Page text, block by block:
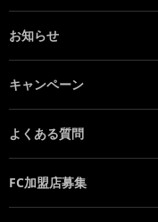
お知らせ
キャンペーン
よくある質問
FC加盟店募集